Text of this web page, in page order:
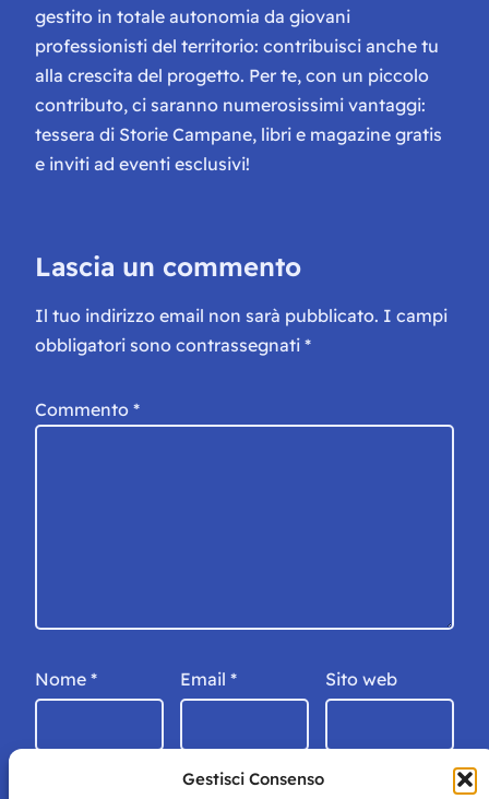
Gestisci Consenso
gestito in totale autonomia da giovani
professionisti del territorio: contribuisci anche tu
alla crescita del progetto. Per te, con un piccolo
contributo, ci saranno numerosissimi vantaggi:
tessera di Storie Campane, libri e magazine gratis
e inviti ad eventi esclusivi!
Lascia un commento
Il tuo indirizzo email non sarà pubblicato. I campi
obbligatori sono contrassegnati *
Commento *
Nome * Email * Sito web